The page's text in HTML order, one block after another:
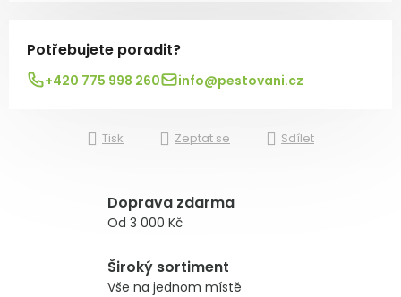
Potřebujete poradit?
+420 775 998 260 info@pestovani.cz
Tisk Zeptat se Sdílet
Doprava zdarma
Od 3 000 Kč
Široký sortiment
Vše na jednom místě